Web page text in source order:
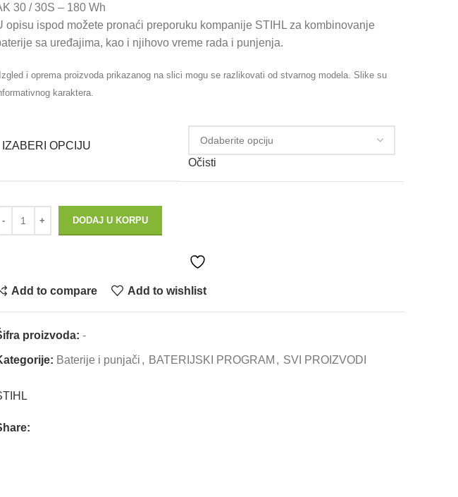
30 / 30S – 180 Wh
opisu ispod možete pronaći preporuku kompanije STIHL za kombinovanje
sa uređajima, kao i njihovo vreme rada i punjenja.
i oprema proizvoda prikazanog na slici mogu se razlikovati od stvarnog modela. Slike su
karaktera.
IZABERI OPCIJU
Očisti
DODAJ U KORPU
Add to compare Add to wishlist
proizvoda: -
Baterije i punjači , BATERIJSKI PROGRAM , SVI PROIZVODI